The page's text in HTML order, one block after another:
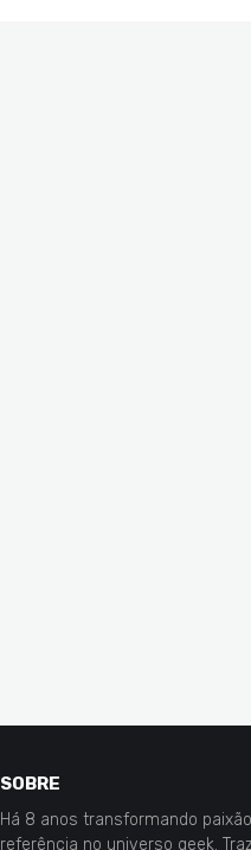
SOBRE
Há 8 anos transformando
referência no universo geek.